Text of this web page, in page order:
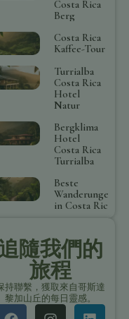
Costa Rica
Berg
Costa Rica
Kaffee-Tour
Turrialba
Costa Rica
Hotel
Natur
Bergklima
Hotel
Costa Rica
Turrialba
Beste
Wanderungen
in Costa Rica
隨我們的
旅程
持聯繫，獲取來自哥斯達
黎加山丘的每日靈感。